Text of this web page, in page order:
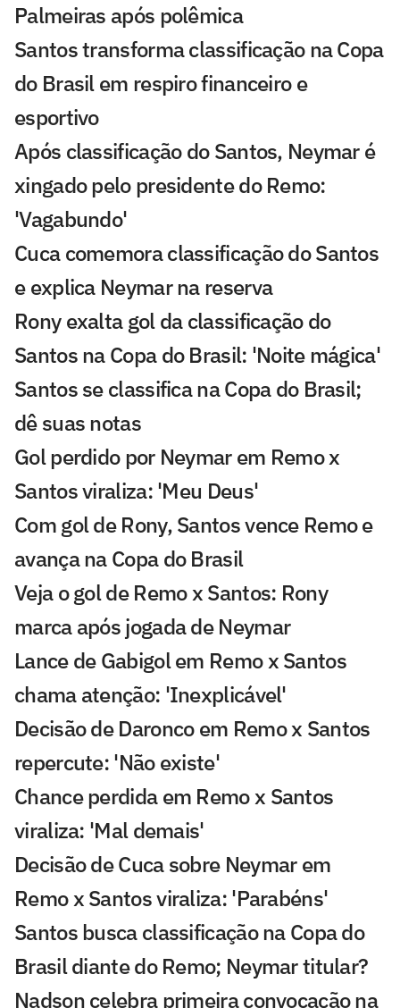
Palmeiras após polêmica
Santos transforma classificação na Copa
do Brasil em respiro financeiro e
esportivo
Após classificação do Santos, Neymar é
xingado pelo presidente do Remo:
'Vagabundo'
Cuca comemora classificação do Santos
e explica Neymar na reserva
Rony exalta gol da classificação do
Santos na Copa do Brasil: 'Noite mágica'
Santos se classifica na Copa do Brasil;
dê suas notas
Gol perdido por Neymar em Remo x
Santos viraliza: 'Meu Deus'
Com gol de Rony, Santos vence Remo e
avança na Copa do Brasil
Veja o gol de Remo x Santos: Rony
marca após jogada de Neymar
Lance de Gabigol em Remo x Santos
chama atenção: 'Inexplicável'
Decisão de Daronco em Remo x Santos
repercute: 'Não existe'
Chance perdida em Remo x Santos
viraliza: 'Mal demais'
Decisão de Cuca sobre Neymar em
Remo x Santos viraliza: 'Parabéns'
Santos busca classificação na Copa do
Brasil diante do Remo; Neymar titular?
Nadson celebra primeira convocação na